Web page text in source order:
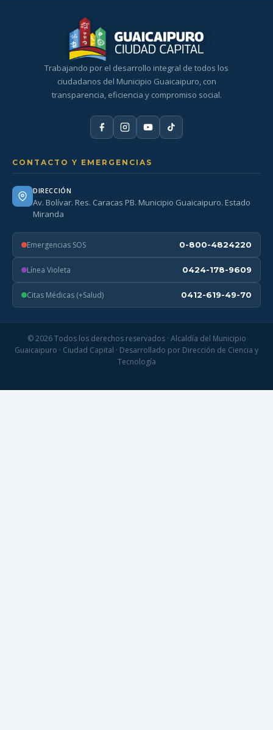
Trabajando por el desarrollo integral de todos los
ciudadanos del Municipio Guaicaipuro, con
transparencia, eficiencia y compromiso social.
CONTACTO Y EMERGENCIAS
DIRECCIÓN
Av. Bolívar. Res. Caracas PB. Municipio Guaicaipuro. Estado
Miranda
Emergencias SOS 0-800-4824220
Línea Violeta 0424-178-9609
Citas Médicas (+Salud) 0412-619-49-70
© 2026 Todos los derechos reservados · Alcaldía del Municipio
Guaicaipuro · Ciudad Capital · Desarrollado por Dirección de Ciencia y
Tecnología